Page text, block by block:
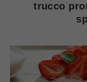
trucco